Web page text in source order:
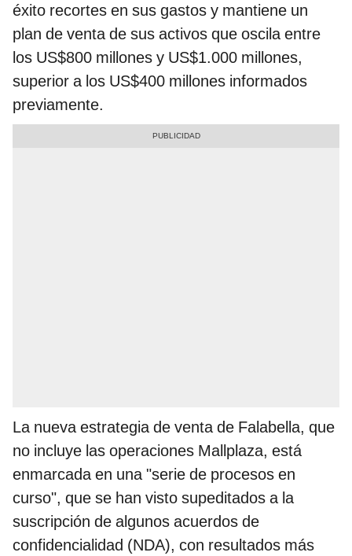
éxito recortes en sus gastos y mantiene un
plan de venta de sus activos que oscila entre
los US$800 millones y US$1.000 millones,
superior a los US$400 millones informados
previamente.
La nueva estrategia de venta de Falabella, que
no incluye las operaciones Mallplaza, está
enmarcada en una "serie de procesos en
curso", que se han visto supeditados a la
suscripción de algunos acuerdos de
confidencialidad (NDA), con resultados más